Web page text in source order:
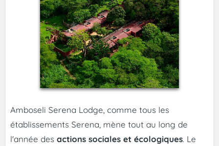
Amboseli Serena Lodge, comme tous les
établissements Serena, mène tout au long de
l'année des actions sociales et écologiques. Le